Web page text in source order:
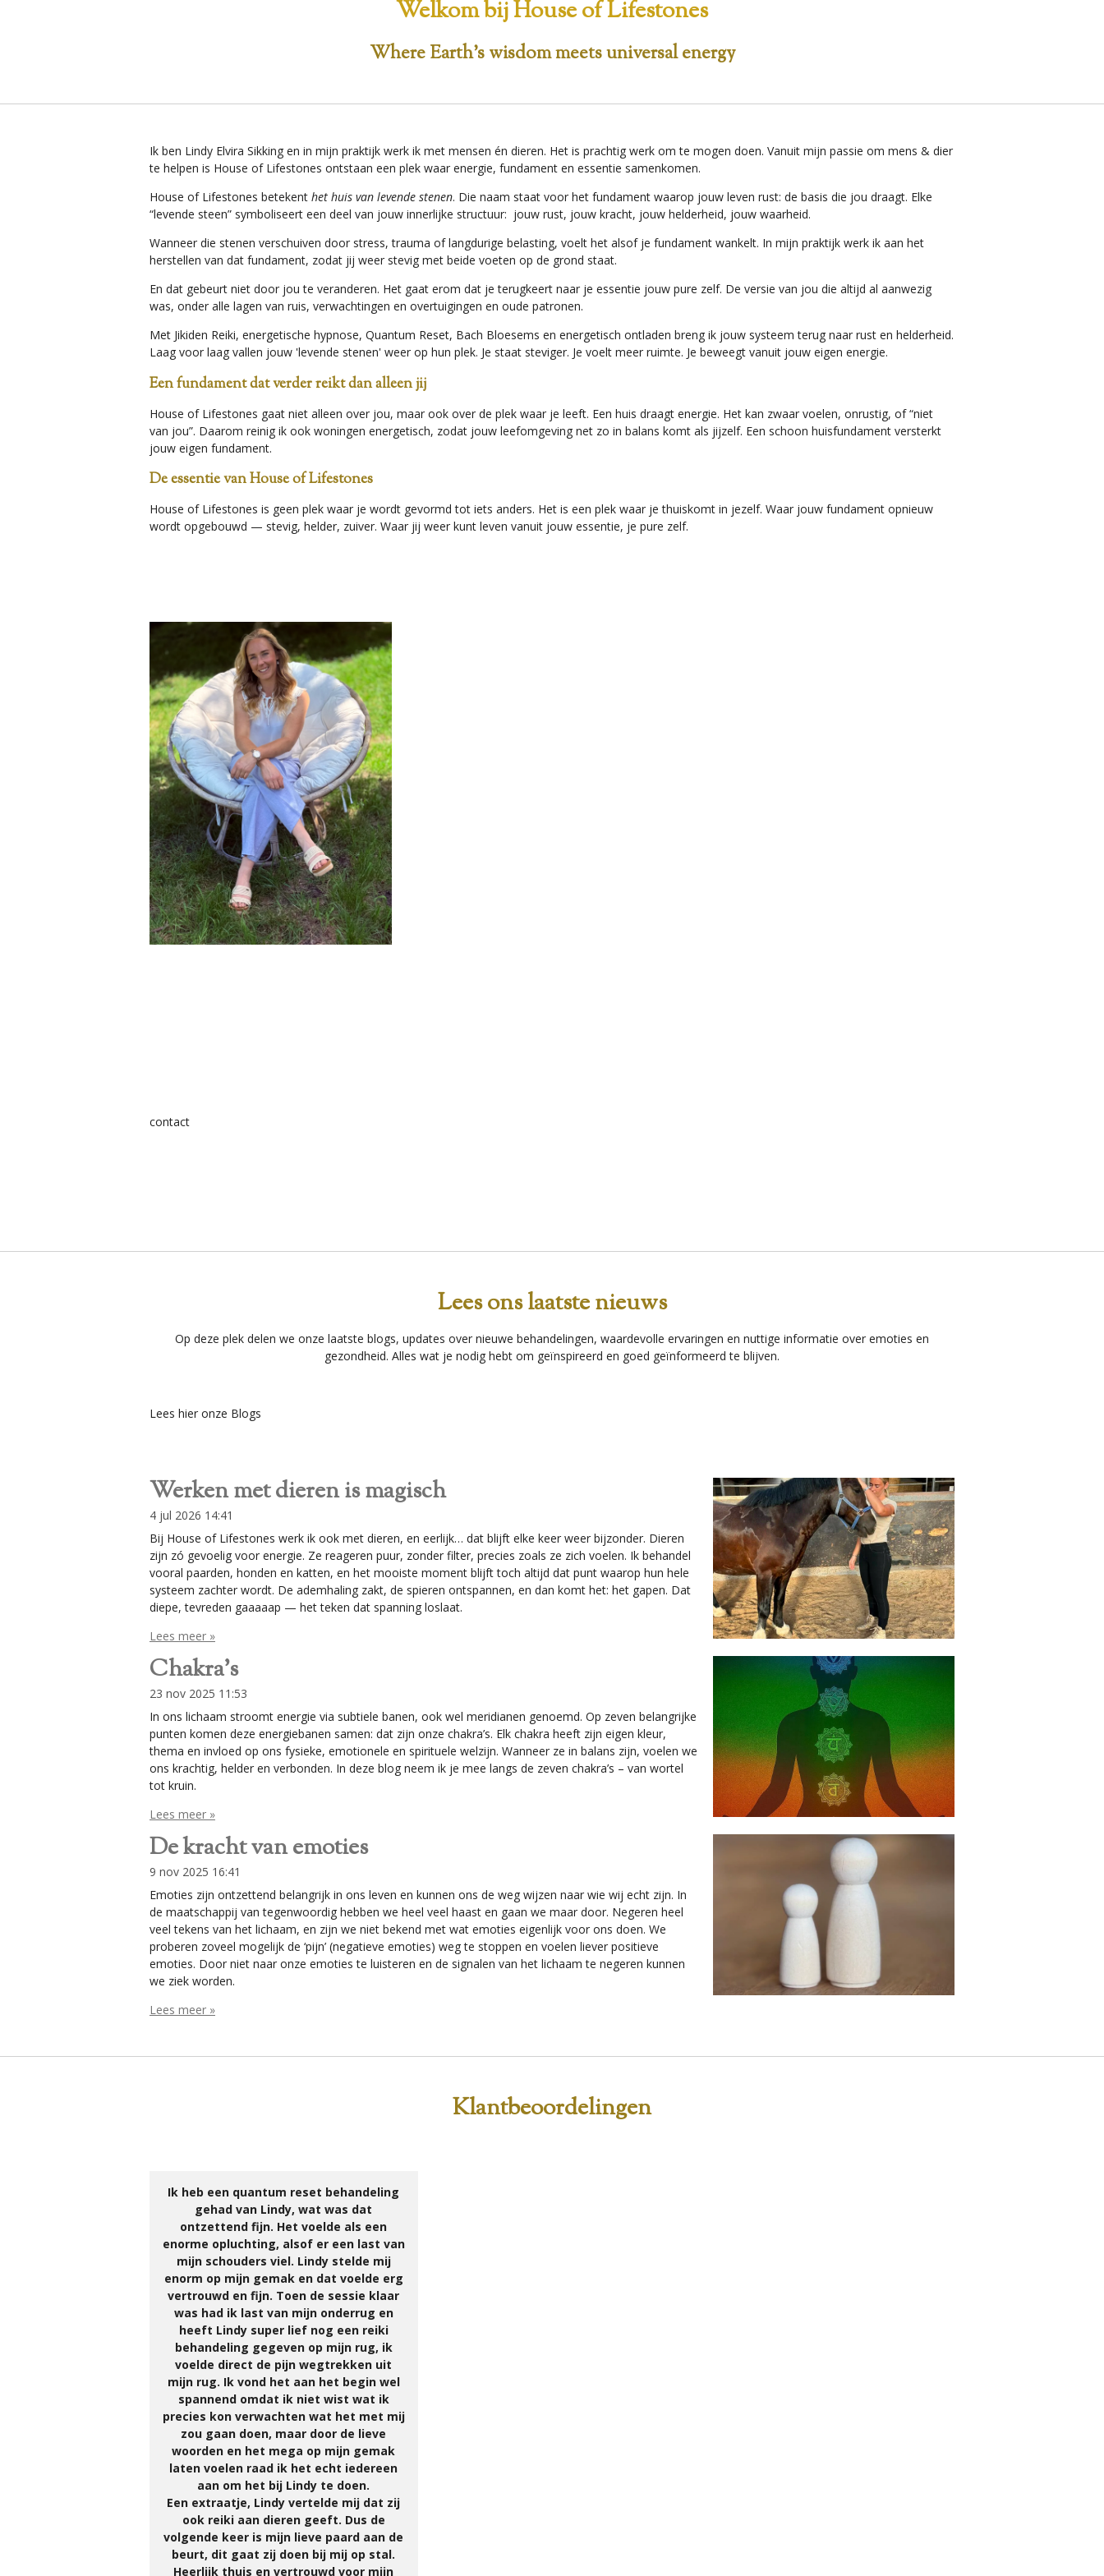
Welkom bij House of Lifestones
Where Earth’s wisdom meets universal energy
Ik ben Lindy Elvira Sikking en in mijn praktijk werk ik met mensen én dieren. Het is prachtig werk om te mogen doen. Vanuit mijn passie om mens & dier
te helpen is House of Lifestones ontstaan een plek waar energie, fundament en essentie samenkomen.
House of Lifestones betekent het huis van levende stenen. Die naam staat voor het fundament waarop jouw leven rust: de basis die jou draagt. Elke
“levende steen” symboliseert een deel van jouw innerlijke structuur: jouw rust, jouw kracht, jouw helderheid, jouw waarheid.
Wanneer die stenen verschuiven door stress, trauma of langdurige belasting, voelt het alsof je fundament wankelt. In mijn praktijk werk ik aan het
herstellen van dat fundament, zodat jij weer stevig met beide voeten op de grond staat.
En dat gebeurt niet door jou te veranderen. Het gaat erom dat je terugkeert naar je essentie jouw pure zelf. De versie van jou die altijd al aanwezig
was, onder alle lagen van ruis, verwachtingen en overtuigingen en oude patronen.
Met Jikiden Reiki, energetische hypnose, Quantum Reset, Bach Bloesems en energetisch ontladen breng ik jouw systeem terug naar rust en helderheid.
Laag voor laag vallen jouw 'levende stenen' weer op hun plek. Je staat steviger. Je voelt meer ruimte. Je beweegt vanuit jouw eigen energie.
Een fundament dat verder reikt dan alleen jij
House of Lifestones gaat niet alleen over jou, maar ook over de plek waar je leeft. Een huis draagt energie. Het kan zwaar voelen, onrustig, of “niet
van jou”. Daarom reinig ik ook woningen energetisch, zodat jouw leefomgeving net zo in balans komt als jijzelf. Een schoon huisfundament versterkt
jouw eigen fundament.
De essentie van House of Lifestones
House of Lifestones is geen plek waar je wordt gevormd tot iets anders. Het is een plek waar je thuiskomt in jezelf. Waar jouw fundament opnieuw
wordt opgebouwd — stevig, helder, zuiver. Waar jij weer kunt leven vanuit jouw essentie, je pure zelf.
contact
Lees ons laatste nieuws
Op deze plek delen we onze laatste blogs, updates over nieuwe behandelingen, waardevolle ervaringen en nuttige informatie over emoties en
gezondheid. Alles wat je nodig hebt om geïnspireerd en goed geïnformeerd te blijven.
Lees hier onze Blogs
Werken met dieren is magisch
4 jul 2026 14:41
Bij House of Lifestones werk ik ook met dieren, en eerlijk… dat blijft elke keer weer bijzonder. Dieren
zijn zó gevoelig voor energie. Ze reageren puur, zonder filter, precies zoals ze zich voelen. Ik behandel
vooral paarden, honden en katten, en het mooiste moment blijft toch altijd dat punt waarop hun hele
systeem zachter wordt. De ademhaling zakt, de spieren ontspannen, en dan komt het: het gapen. Dat
diepe, tevreden gaaaaap — het teken dat spanning loslaat.
Lees meer »
Chakra's
23 nov 2025 11:53
In ons lichaam stroomt energie via subtiele banen, ook wel meridianen genoemd. Op zeven belangrijke
punten komen deze energiebanen samen: dat zijn onze chakra’s. Elk chakra heeft zijn eigen kleur,
thema en invloed op ons fysieke, emotionele en spirituele welzijn. Wanneer ze in balans zijn, voelen we
ons krachtig, helder en verbonden. In deze blog neem ik je mee langs de zeven chakra’s – van wortel
tot kruin.
Lees meer »
De kracht van emoties
9 nov 2025 16:41
Emoties zijn ontzettend belangrijk in ons leven en kunnen ons de weg wijzen naar wie wij echt zijn. In
de maatschappij van tegenwoordig hebben we heel veel haast en gaan we maar door. Negeren heel
veel tekens van het lichaam, en zijn we niet bekend met wat emoties eigenlijk voor ons doen. We
proberen zoveel mogelijk de ‘pijn’ (negatieve emoties) weg te stoppen en voelen liever positieve
emoties. Door niet naar onze emoties te luisteren en de signalen van het lichaam te negeren kunnen
we ziek worden.
Lees meer »
Klantbeoordelingen
Ik heb een quantum reset behandeling
gehad van Lindy, wat was dat
ontzettend fijn. Het voelde als een
enorme opluchting, alsof er een last van
mijn schouders viel. Lindy stelde mij
enorm op mijn gemak en dat voelde erg
vertrouwd en fijn. Toen de sessie klaar
was had ik last van mijn onderrug en
heeft Lindy super lief nog een reiki
behandeling gegeven op mijn rug, ik
voelde direct de pijn wegtrekken uit
mijn rug. Ik vond het aan het begin wel
spannend omdat ik niet wist wat ik
precies kon verwachten wat het met mij
zou gaan doen, maar door de lieve
woorden en het mega op mijn gemak
laten voelen raad ik het echt iedereen
aan om het bij Lindy te doen.
Een extraatje, Lindy vertelde mij dat zij
ook reiki aan dieren geeft. Dus de
volgende keer is mijn lieve paard aan de
beurt, dit gaat zij doen bij mij op stal.
Heerlijk thuis en vertrouwd voor mijn